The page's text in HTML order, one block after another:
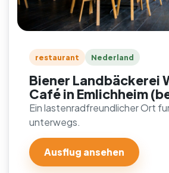
restaurant Nederland
Biener Landbäckerei
Café in Emlichheim
Ein lastenradfreundlicher Ort
unterwegs.
Ausflug ansehen